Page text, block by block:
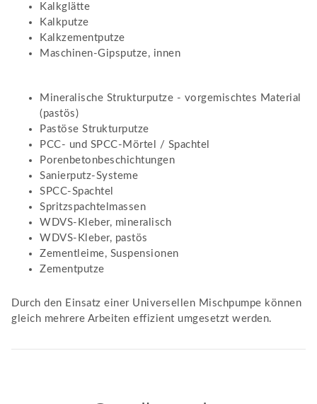
Kalkglätte
Kalkputze
Kalkzementputze
Maschinen-Gipsputze, innen
Mineralische Strukturputze - vorgemischtes Material
(pastös)
Pastöse Strukturputze
PCC- und SPCC-Mörtel / Spachtel
Porenbetonbeschichtungen
Sanierputz-Systeme
SPCC-Spachtel
Spritzspachtelmassen
WDVS-Kleber, mineralisch
WDVS-Kleber, pastös
Zementleime, Suspensionen
Zementputze
Durch den Einsatz einer Universellen Mischpumpe können
gleich mehrere Arbeiten effizient umgesetzt werden.